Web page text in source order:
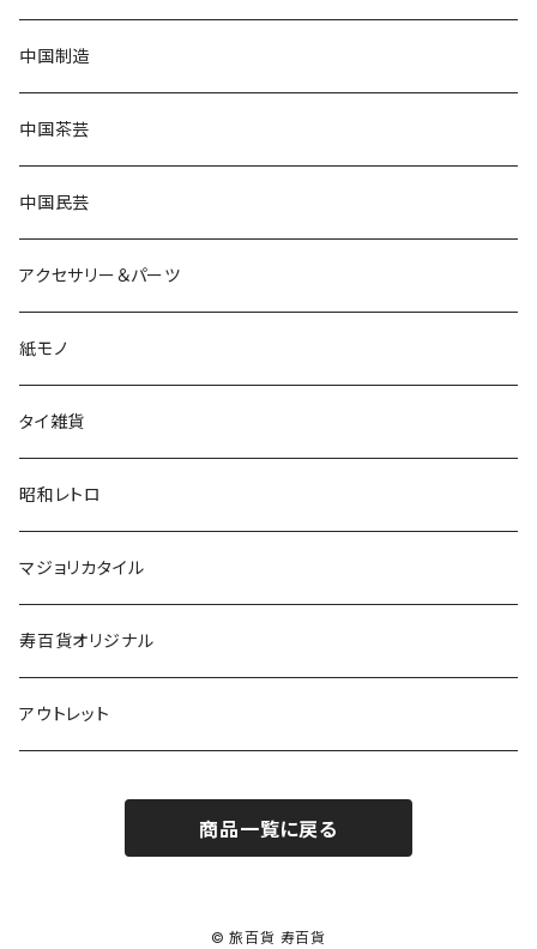
中国制造
中国茶芸
中国民芸
アクセサリー＆パーツ
紙モノ
タイ雑貨
昭和レトロ
マジョリカタイル
寿百貨オリジナル
アウトレット
商品一覧に戻る
© 旅百貨 寿百貨